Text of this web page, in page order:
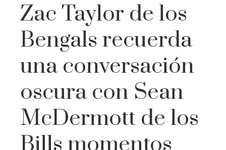
Zac Taylor de los
Bengals recuerda
una conversación
oscura con Sean
McDermott de los